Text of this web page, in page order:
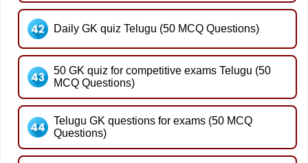
Daily GK quiz Telugu (50 MCQ Questions)
50 GK quiz for competitive exams Telugu (50
MCQ Questions)
Telugu GK questions for exams (50 MCQ
Questions)